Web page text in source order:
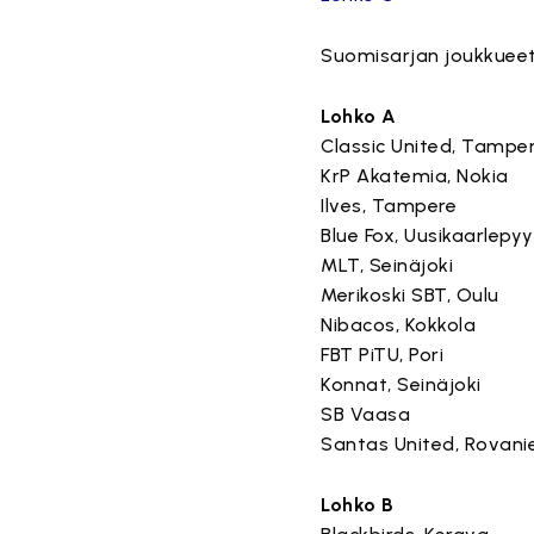
Suomisarjan
Lohko A
Classic United,
KrP Akatemia, Nokia
Ilves, Tampere
Blue Fox, Uusikaarlepyy
MLT, Seinäjoki
Merikoski SBT, Oulu
Nibacos, Kokkola
FBT PiTU, Pori
Konnat, Seinäjoki
SB Vaasa
Santas United,
Lohko B